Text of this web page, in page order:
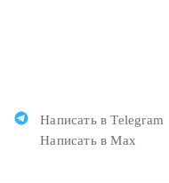
Написать в Telegram
Написать в Max